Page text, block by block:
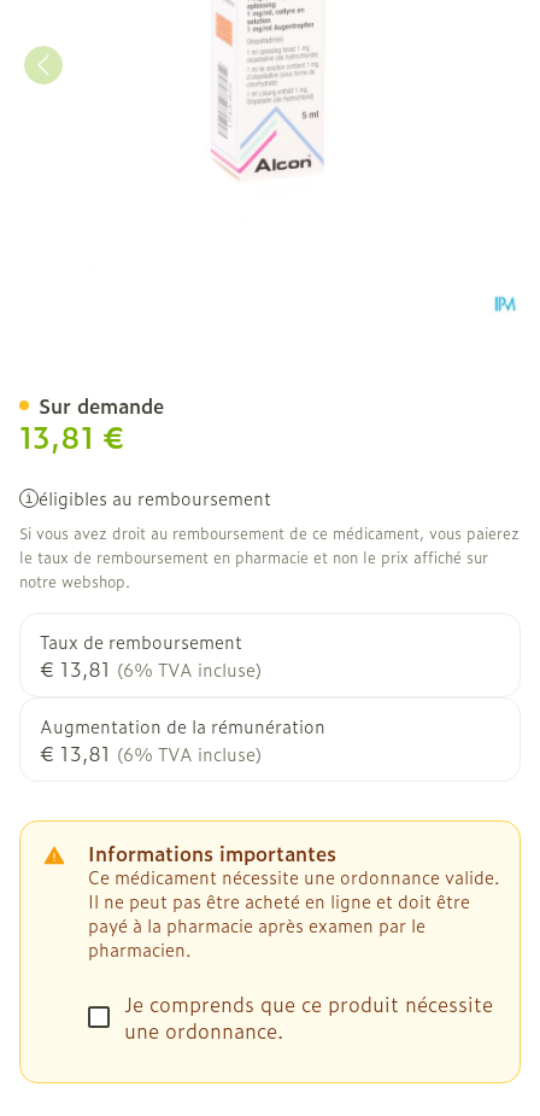
13,81 €
éligibles au remboursement
Si vous avez droit au remboursement de ce médicament, vous paierez
le taux de remboursement en pharmacie et non le prix affiché sur
notre webshop.
Taux de remboursement
€ 13,81 (6% TVA incluse)
Augmentation de la rémunération
€ 13,81 (6% TVA incluse)
Informations importantes
Ce médicament nécessite une ordonnance valide.
Il ne peut pas être acheté en ligne et doit être
payé à la pharmacie après examen par le
pharmacien.
Je comprends que ce produit nécessite
une ordonnance.
Sur demande